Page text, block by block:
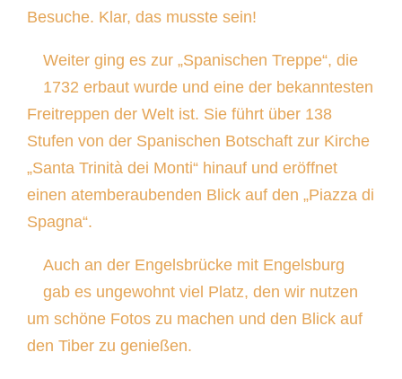
Besuche. Klar, das musste sein!
Weiter ging es zur „Spanischen Treppe“, die
1732 erbaut wurde und eine der bekanntesten
Freitreppen der Welt ist. Sie führt über 138
Stufen von der Spanischen Botschaft zur Kirche
„Santa Trinità dei Monti“ hinauf und eröffnet
einen atemberaubenden Blick auf den „Piazza di
Spagna“.
Auch an der Engelsbrücke mit Engelsburg
gab es ungewohnt viel Platz, den wir nutzen
um schöne Fotos zu machen und den Blick auf
den Tiber zu genießen.